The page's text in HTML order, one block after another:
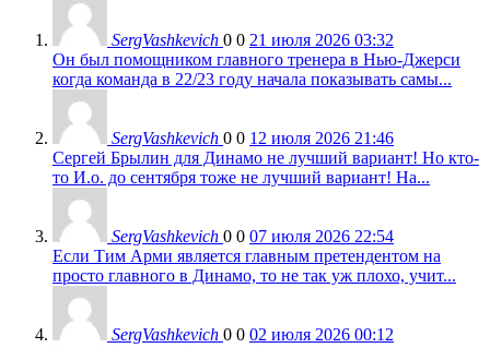
SergVashkevich 0 0 21 июля 2026 03:32
Он был помощником главного тренера в Нью-Джерси
когда команда в 22/23 году начала показывать самы...
SergVashkevich 0 0 12 июля 2026 21:46
Сергей Брылин для Динамо не лучший вариант! Но кто-
то И.о. до сентября тоже не лучший вариант! На...
SergVashkevich 0 0 07 июля 2026 22:54
Если Тим Арми является главным претендентом на
просто главного в Динамо, то не так уж плохо, учит...
SergVashkevich 0 0 02 июля 2026 00:12